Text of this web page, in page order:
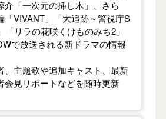
介「一次元の挿し木」、さら
「VIVANT」「大追跡～警視庁S
リラの花咲くけものみち2」
で放送される新ドラマの情報
、主題歌や追加キャスト、最新
会見リポートなどを随時更新